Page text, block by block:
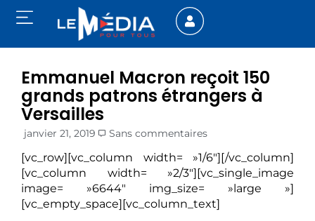
Emmanuel Macron reçoit 150
grands patrons étrangers à
Versailles
janvier 21, 2019 Sans commentaires
[vc_row][vc_column width= »1/6″][/vc_column]
[vc_column width= »2/3″][vc_single_image
image= »6644″ img_size= »large »]
[vc_empty_space][vc_column_text]